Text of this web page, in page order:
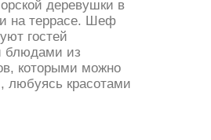
деревушки в
на террасе. Шеф
гостей
блюдами из
которыми можно
любуясь красотами